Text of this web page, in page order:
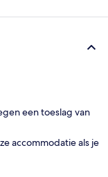
een toeslag van
accommodatie als je